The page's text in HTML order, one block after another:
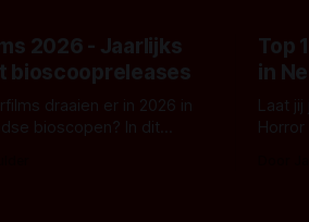
2026 - Jaarlijks
bioscoopreleases
draaien er in 2026 in
bioscopen? In dit
Top
in
Laat
Horror